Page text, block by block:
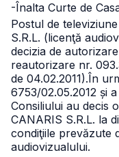
-Înalta Curte de
Postul de
S.R.L. (licenţă
decizia de autorizare
reautorizare nr.
de 04.02.2011).În
6753/02.05.2012 și
Consiliului au decis
CANARIS S.R.L. la
condiţiile prevăzute
audiovizualului.